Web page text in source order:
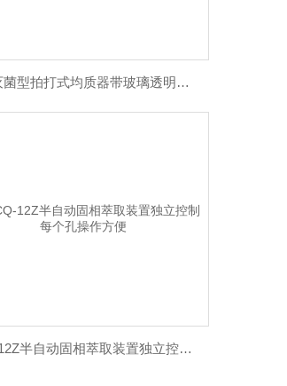
JT-12灭菌型拍打式均质器带玻璃透明窗口易于观察
JTCQ-12Z半自动固相萃取装置独立控制每个孔操作方便